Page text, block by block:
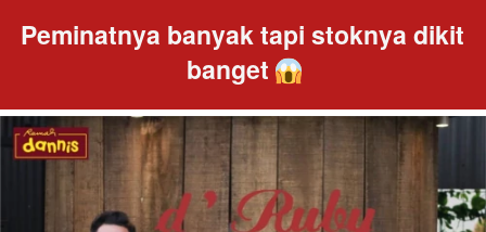
Peminatnya banyak tapi stoknya dikit
banget